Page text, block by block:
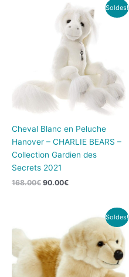
Soldes!
Cheval Blanc en Peluche
Hanover – CHARLIE BEARS –
Collection Gardien des
Secrets 2021
168.00€
168.00€.
90.00€
Le
prix
actuel
est :
90.00€.
Soldes!
était :
39.90€.
prix
actuel
est :
29.00€.